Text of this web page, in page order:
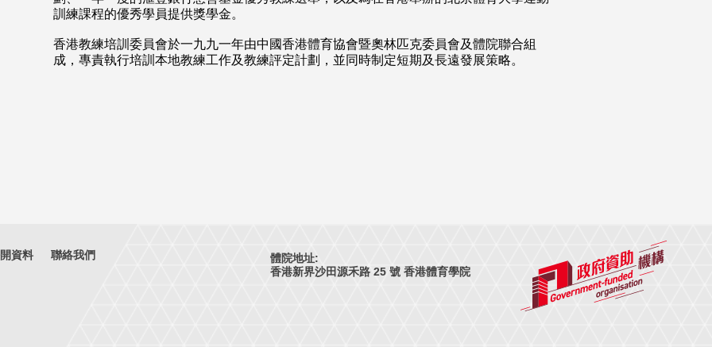
訓練課程的優秀學員提供獎學金。
香港教練培訓委員會於一九九一年由中國香港體育協會暨奧林匹克委員會及體院聯合組
成，專責執行培訓本地教練工作及教練評定計劃，並同時制定短期及長遠發展策略。
體院地址:
香港新界沙田源禾路 25 號 香港體育學院
資料 聯絡我們